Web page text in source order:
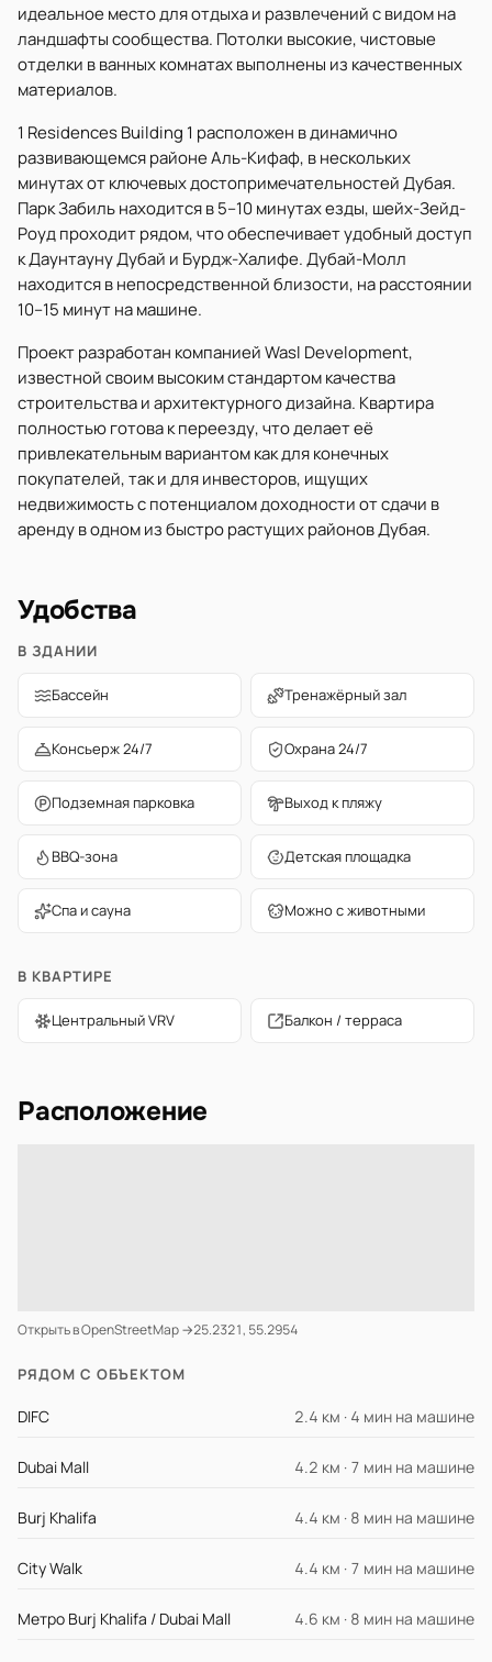
идеальное место для отдыха и развлечений с видом на
ландшафты сообщества. Потолки высокие, чистовые
отделки в ванных комнатах выполнены из качественных
материалов.
1 Residences Building 1 расположен в динамично
развивающемся районе Аль-Кифаф, в нескольких
минутах от ключевых достопримечательностей Дубая.
Парк Забиль находится в 5–10 минутах езды, шейх-Зейд-
Роуд проходит рядом, что обеспечивает удобный доступ
к Даунтауну Дубай и Бурдж-Халифе. Дубай-Молл
находится в непосредственной близости, на расстоянии
10–15 минут на машине.
Проект разработан компанией Wasl Development,
известной своим высоким стандартом качества
строительства и архитектурного дизайна. Квартира
полностью готова к переезду, что делает её
привлекательным вариантом как для конечных
покупателей, так и для инвесторов, ищущих
недвижимость с потенциалом доходности от сдачи в
аренду в одном из быстро растущих районов Дубая.
Удобства
В ЗДАНИИ
Бассейн Тренажёрный зал
Консьерж 24/7 Охрана 24/7
Подземная парковка Выход к пляжу
BBQ-зона Детская площадка
Спа и сауна Можно с животными
В КВАРТИРЕ
Центральный VRV Балкон / терраса
Расположение
Открыть в OpenStreetMap →25.2321, 55.2954
РЯДОМ С ОБЪЕКТОМ
DIFC 2.4 км · 4 мин на машине
Dubai Mall 4.2 км · 7 мин на машине
Burj Khalifa 4.4 км · 8 мин на машине
City Walk 4.4 км · 7 мин на машине
Метро Burj Khalifa / Dubai Mall 4.6 км · 8 мин на машине